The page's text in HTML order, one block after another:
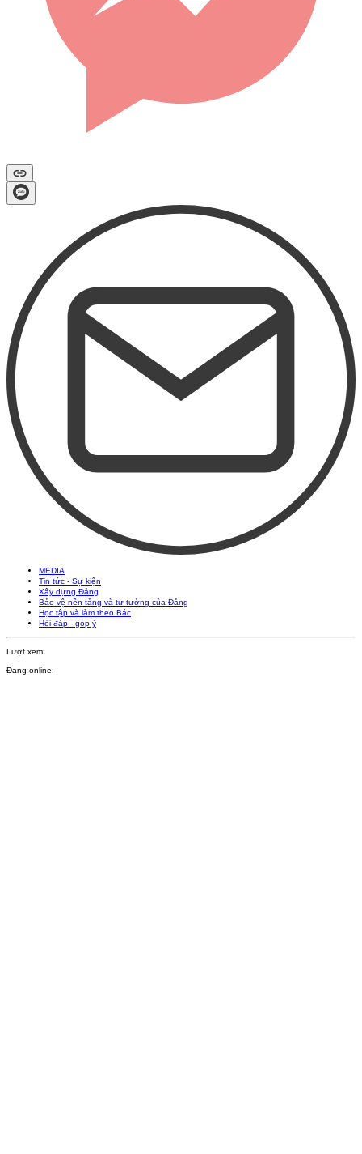
MEDIA
Tin tức - Sự kiện
Xây dựng Đảng
Bảo vệ nền tảng và tư tưởng của Đảng
Học tập và làm theo Bác
Hỏi đáp - góp ý
Lượt xem:
Đang online: